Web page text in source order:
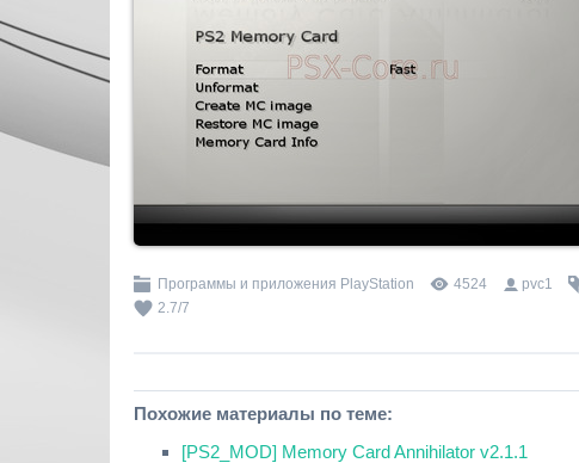
Программы и приложения PlayStation 4524 pvc1
2.7/7
Похожие материалы по теме:
[PS2_MOD] Memory Card Annihilator v2.1.1